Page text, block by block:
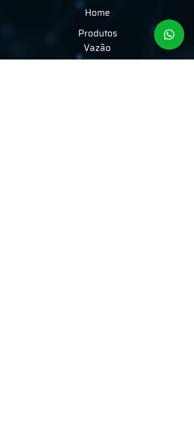
Home
Produtos
Vazão